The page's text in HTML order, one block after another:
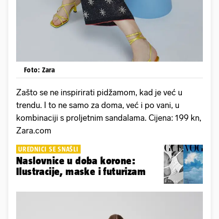
Foto: Zara
Zašto se ne inspirirati pidžamom, kad je već u
trendu. I to ne samo za doma, već i po vani, u
kombinaciji s proljetnim sandalama. Cijena: 199 kn,
Zara.com
UREDNICI SE SNAŠLI
Naslovnice u doba korone:
Ilustracije, maske i futurizam